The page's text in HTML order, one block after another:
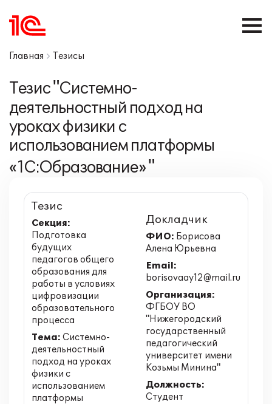
Главная Тезисы
Тезис "Системно-
деятельностный подход на
уроках физики с
использованием платформы
«1С:Образование» "
Тезис
Секция:
Подготовка
будущих
педагогов общего
образования для
работы в условиях
цифровизации
образовательного
процесса
Тема: Системно-
деятельностный
подход на уроках
физики с
использованием
платформы
Докладчик
ФИО: Борисова
Алена Юрьевна
Email:
borisovaay12@mail.ru
Организация:
ФГБОУ ВО
"Нижегородский
государственный
педагогический
университет имени
Козьмы Минина"
Должность:
Студент